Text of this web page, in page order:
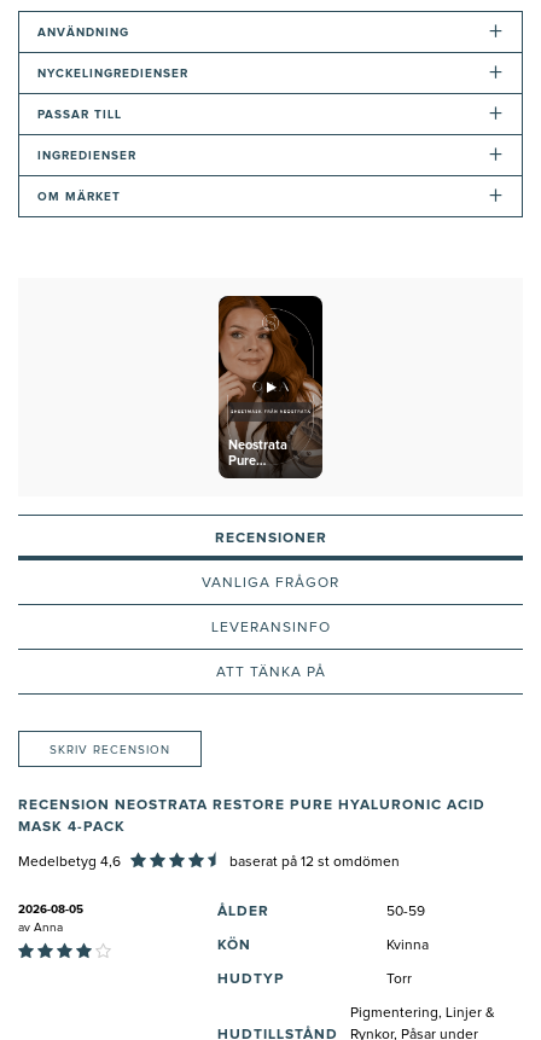
ANVÄNDNING +
NYCKELINGREDIENSER +
PASSAR TILL +
INGREDIENSER +
OM MÄRKET +
Neostrata
Pure
Hyaluronic
RECENSIONER
VANLIGA FRÅGOR
LEVERANSINFO
ATT TÄNKA PÅ
SKRIV RECENSION
RECENSION NEOSTRATA RESTORE PURE HYALURONIC ACID
MASK 4-PACK
Medelbetyg 4,6 baserat på 12 st omdömen
2026-08-05
av Anna
ÅLDER 50-59
KÖN Kvinna
HUDTYP Torr
HUDTILLSTÅND
Pigmentering, Linjer &
Rynkor, Påsar under